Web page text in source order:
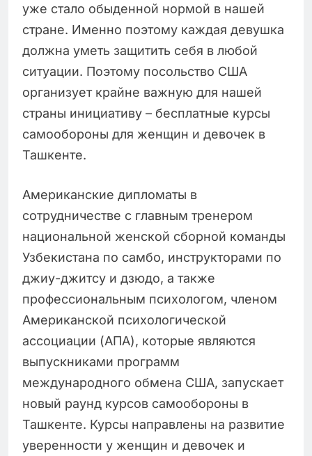
уже стало обыденной нормой в нашей
стране. Именно поэтому каждая девушка
должна уметь защитить себя в любой
ситуации. Поэтому посольство США
организует крайне важную для нашей
страны инициативу – бесплатные курсы
самообороны для женщин и девочек в
Ташкенте.
Американские дипломаты в
сотрудничестве с главным тренером
национальной женской сборной команды
Узбекистана по самбо, инструкторами по
джиу-джитсу и дзюдо, а также
профессиональным психологом, членом
Американской психологической
ассоциации (АПА), которые являются
выпускниками программ
международного обмена США, запускает
новый раунд курсов самообороны в
Ташкенте. Курсы направлены на развитие
уверенности у женщин и девочек и